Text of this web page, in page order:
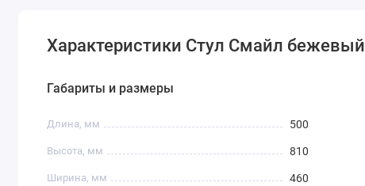
Характеристики Стул Смайл бежевый
Габариты и размеры
Длина, мм 500
Высота, мм 810
Ширина, мм 460